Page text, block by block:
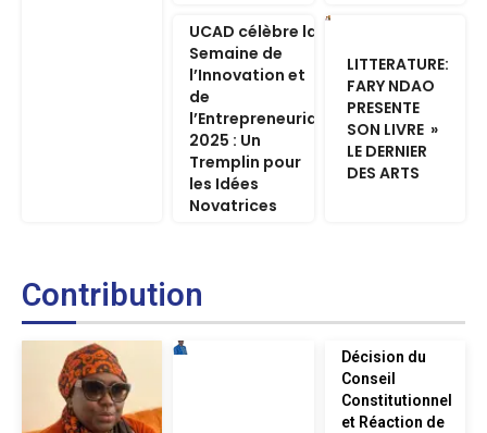
UCAD célèbre la
Semaine de
l’Innovation et
de
l’Entrepreneuriat
2025 : Un
Tremplin pour
les Idées
Novatrices
LITTERATURE:
FARY NDAO
PRESENTE
SON LIVRE »
LE DERNIER
DES ARTS
Contribution
Décision du
Conseil
Constitutionnel
et Réaction de